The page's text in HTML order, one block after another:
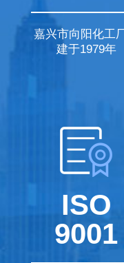
嘉兴市向阳化工
建于1979年
ISO
9001